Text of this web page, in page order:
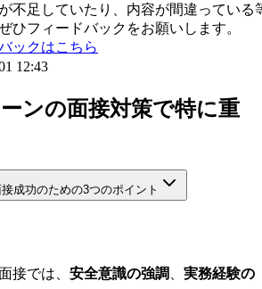
不足していたり、内容が間違っている
ひフィードバックをお願いします。
ックはこちら
12:43
ンの面接対策で特に重
成功のための3つのポイント
接では、 安全意識の強調
実務経験の